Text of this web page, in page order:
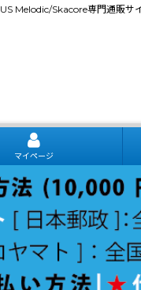
US Melodic/Skacore専門通販
マイページ